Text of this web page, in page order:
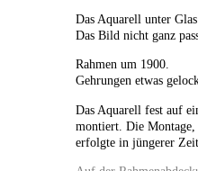
Das Aquarell unter
Das Bild nicht ganz
Rahmen um 1900.
Gehrungen etwas
Das Aquarell fest auf
montiert. Die Montage,
erfolgte in jüngerer